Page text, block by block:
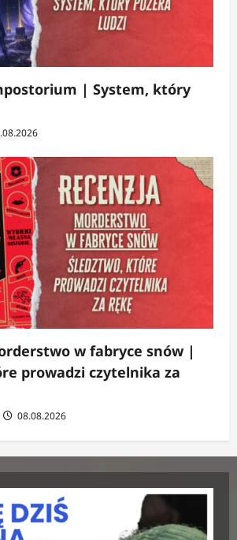
| System, który
w fabryce snów |
prowadzi czytelnika za
08.08.2026